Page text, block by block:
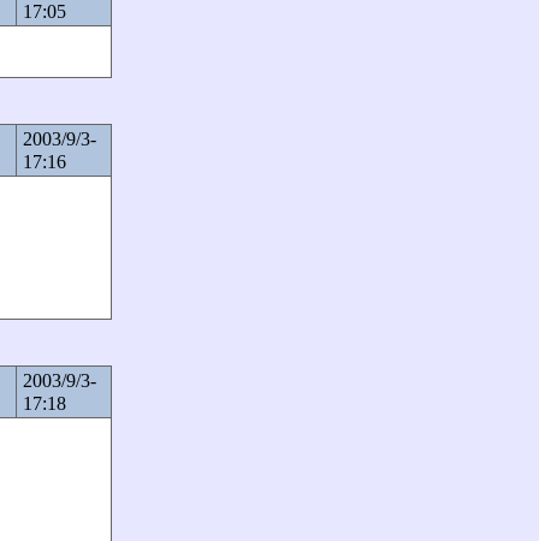
17:05
2003/9/3-
17:16
2003/9/3-
17:18